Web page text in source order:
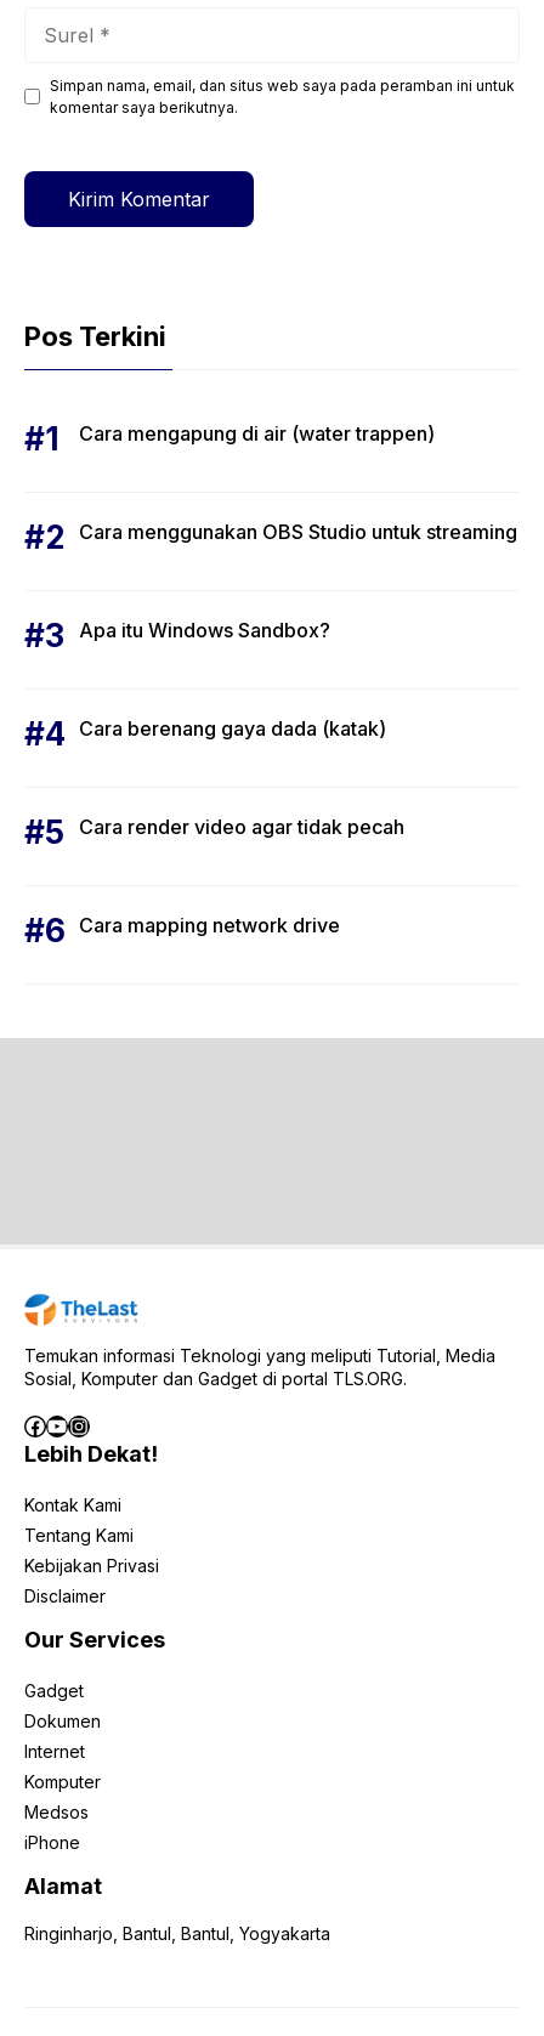
Situs
web
Simpan nama, email, dan situs web saya pada peramban ini untuk
komentar saya berikutnya.
Pos Terkini
Cara mengapung di air (water trappen)
Cara menggunakan OBS Studio untuk streaming
Apa itu Windows Sandbox?
Cara berenang gaya dada (katak)
Cara render video agar tidak pecah
Cara mapping network drive
Temukan informasi Teknologi yang meliputi Tutorial, Media
Sosial, Komputer dan Gadget di portal TLS.ORG.
Facebook
YouTube
Instagram
Lebih Dekat!
Kontak Kami
Tentang Kami
Kebijakan Privasi
Disclaimer
Our Services
Gadget
Dokumen
Internet
Komputer
Medsos
iPhone
Alamat
Ringinharjo, Bantul, Bantul, Yogyakarta